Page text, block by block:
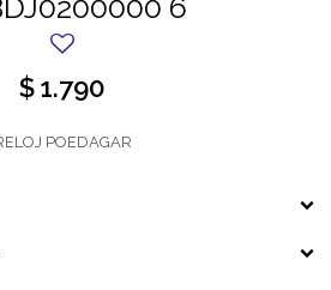
6
$1.790
POEDAGAR